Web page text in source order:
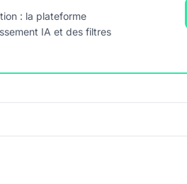
: la plateforme
IA et des filtres